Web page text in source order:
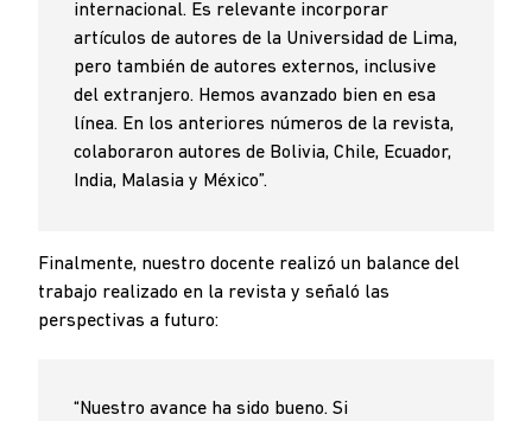
internacional. Es relevante incorporar
artículos de autores de la Universidad de Lima,
pero también de autores externos, inclusive
del extranjero. Hemos avanzado bien en esa
línea. En los anteriores números de la revista,
colaboraron autores de Bolivia, Chile, Ecuador,
India, Malasia y México”.
Finalmente, nuestro docente realizó un balance del
trabajo realizado en la revista y señaló las
perspectivas a futuro:
“Nuestro avance ha sido bueno. Si